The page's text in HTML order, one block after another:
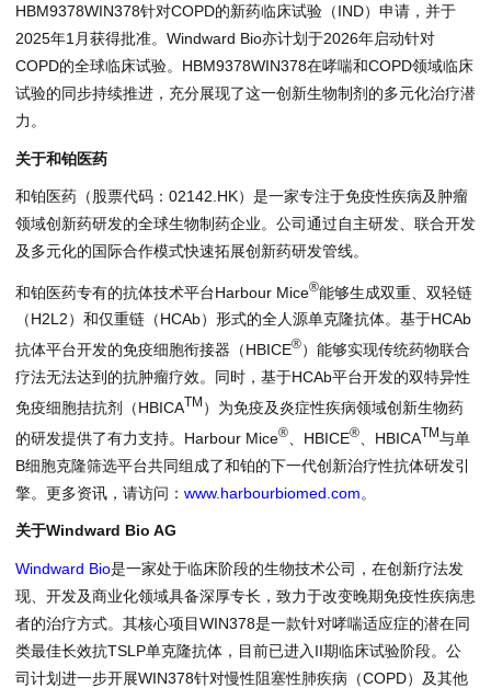
HBM9378WIN378针对COPD的新药临床试验（IND）申请，并于
2025年1月获得批准。Windward Bio亦计划于2026年启动针对
COPD的全球临床试验。HBM9378WIN378在哮喘和COPD领域临床
试验的同步持续推进，充分展现了这一创新生物制剂的多元化治疗潜
力。
关于和铂医药
和铂医药（股票代码：02142.HK）是一家专注于免疫性疾病及肿瘤
领域创新药研发的全球生物制药企业。公司通过自主研发、联合开发
及多元化的国际合作模式快速拓展创新药研发管线。
和铂医药专有的抗体技术平台Harbour Mice®能够生成双重、双轻链
（H2L2）和仅重链（HCAb）形式的全人源单克隆抗体。基于HCAb
抗体平台开发的免疫细胞衔接器（HBICE®）能够实现传统药物联合
疗法无法达到的抗肿瘤疗效。同时，基于HCAb平台开发的双特异性
免疫细胞拮抗剂（HBICATM ）为免疫及炎症性疾病领域创新生物药
的研发提供了有力支持。Harbour Mice® 、HBICE® 、HBICATM与单
B细胞克隆筛选平台共同组成了和铂的下一代创新治疗性抗体研发引
擎。更多资讯，请访问： www.harbourbiomed.com。
关于Windward Bio AG
Windward Bio是一家处于临床阶段的生物技术公司，在创新疗法发
现、开发及商业化领域具备深厚专长，致力于改变晚期免疫性疾病患
者的治疗方式。其核心项目WIN378是一款针对哮喘适应症的潜在同
类最佳长效抗TSLP单克隆抗体，目前已进入II期临床试验阶段。公
司计划进一步开展WIN378针对慢性阻塞性肺疾病（COPD）及其他